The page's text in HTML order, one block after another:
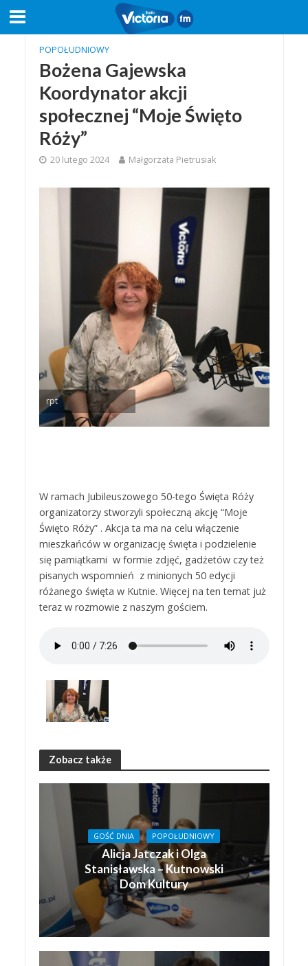
POPOŁUDNIOWY
Bożena Gajewska
Koordynator akcji
społecznej “Moje Święto
Róży”
20 lutego 2024 Małgorzata Pietrusiak
rpt
W ramach Jubileuszowego 50-tego Święta Róży
organizatorzy stworzyli społeczną akcję “Moje
Święto Róży” . Akcja ta ma na celu włączenie
mieszkańców w organizację święta i podzielenie
się pamiątkami w formie zdjęć, gadżetów czy też
pisanych wspomnień z minionych 50 edycji
różanego święta w Kutnie. Więcej na ten temat już
teraz w rozmowie z naszym gościem.
Zobacz także
GOŚĆ DNIA POPOŁUDNIOWY
Alicja Jatczak i Olga
Stanisławska – Kutnowski
Dom Kultury